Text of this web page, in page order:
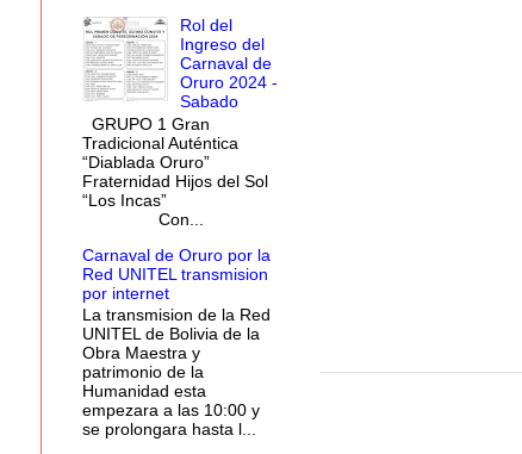
Rol del
Ingreso del
Carnaval de
Oruro 2024 -
Sabado
GRUPO 1 Gran
Tradicional Auténtica
“Diablada Oruro”
Fraternidad Hijos del Sol
“Los Incas”
Con...
Carnaval de Oruro por la
Red UNITEL transmision
por internet
La transmision de la Red
UNITEL de Bolivia de la
Obra Maestra y
patrimonio de la
Humanidad esta
empezara a las 10:00 y
se prolongara hasta l...